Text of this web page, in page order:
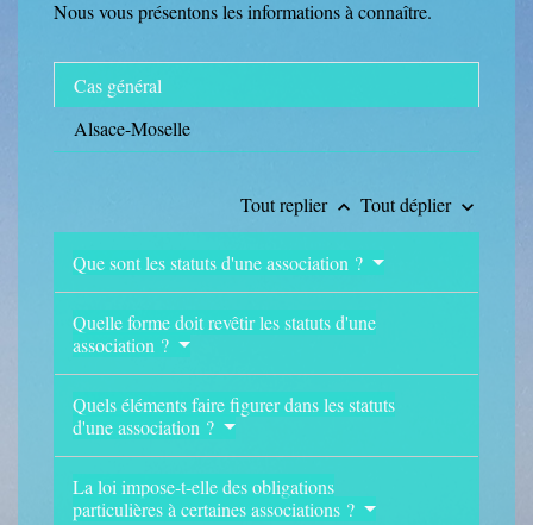
Nous vous présentons les informations à connaître.
Cas général
Alsace-Moselle
Tout replier keyboard_arrow_up Tout déplier keyboard_arrow_down
Que sont les statuts d'une association ?
Quelle forme doit revêtir les statuts d'une
association ?
Quels éléments faire figurer dans les statuts
d'une association ?
La loi impose-t-elle des obligations
particulières à certaines associations ?